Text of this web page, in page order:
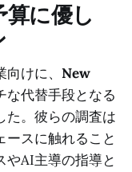
に優し
けに、 New
な代替手段となる
た。彼らの調査は
ースに触れること
やAI主導の指導と